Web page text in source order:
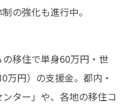
の強化も進行中。
移住で単身60万円・世
万円）の支援金。都内・
ター」や、各地の移住コ